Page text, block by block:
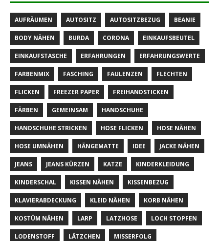
AUFRÄUMEN AUTOSITZ AUTOSITZBEZUG BEANIE
BODY NÄHEN BURDA CORONA EINKAUFSBEUTEL
EINKAUFSTASCHE ERFAHRUNGEN ERFAHRUNGSWERTE
FARBENMIX FASCHING FAULENZEN FLECHTEN
FLICKEN FREEZER PAPER FREIHANDSTICKEN
FÄRBEN GEMEINSAM HANDSCHUHE
HANDSCHUHE STRICKEN HOSE FLICKEN HOSE NÄHEN
HOSE UMNÄHEN HÄNGEMATTE IDEE JACKE NÄHEN
JEANS JEANS KÜRZEN KATZE KINDERKLEIDUNG
KINDERSCHAL KISSEN NÄHEN KISSENBEZUG
KLAVIERABDECKUNG KLEID NÄHEN KORB NÄHEN
KOSTÜM NÄHEN LARP LATZHOSE LOCH STOPFEN
LODENSTOFF LÄTZCHEN MISSERFOLG